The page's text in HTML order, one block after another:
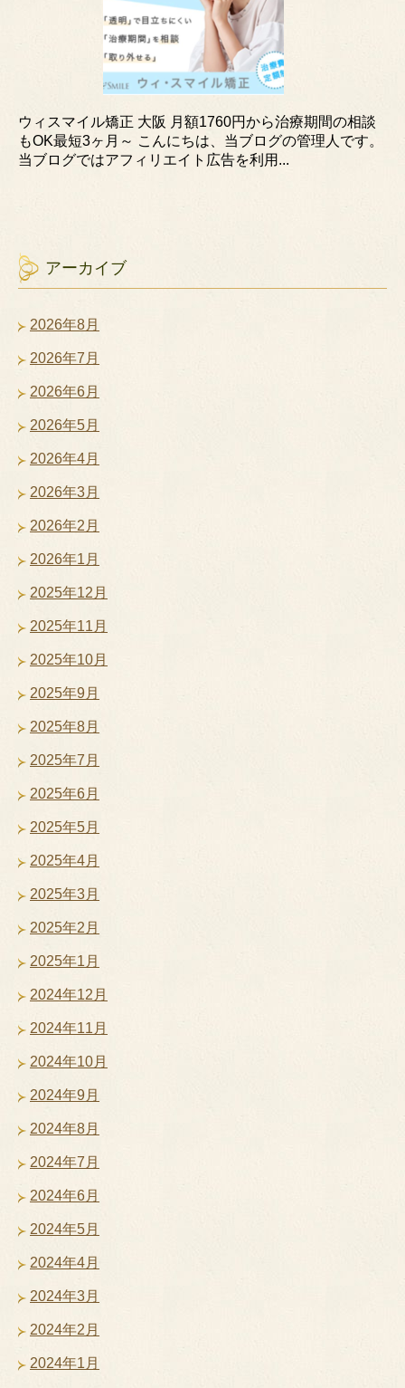
ウィスマイル矯正 大阪 月額1760円から治療期間の相談
もOK最短3ヶ月～ こんにちは、当ブログの管理人です。
当ブログではアフィリエイト広告を利用...
アーカイブ
2026年8月
2026年7月
2026年6月
2026年5月
2026年4月
2026年3月
2026年2月
2026年1月
2025年12月
2025年11月
2025年10月
2025年9月
2025年8月
2025年7月
2025年6月
2025年5月
2025年4月
2025年3月
2025年2月
2025年1月
2024年12月
2024年11月
2024年10月
2024年9月
2024年8月
2024年7月
2024年6月
2024年5月
2024年4月
2024年3月
2024年2月
2024年1月